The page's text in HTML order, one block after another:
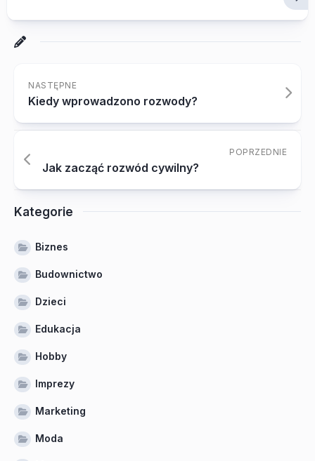
NASTĘPNE
Kiedy wprowadzono rozwody?
POPRZEDNIE
Jak zacząć rozwód cywilny?
Kategorie
Biznes
Budownictwo
Dzieci
Edukacja
Hobby
Imprezy
Marketing
Moda